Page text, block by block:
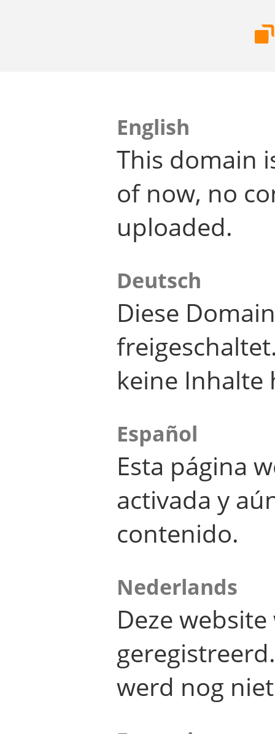
English
This domain
of now, no
uploaded.
Deutsch
Diese
keine Inhalte
Español
Esta página
activada y
contenido.
Nederlands
Deze
werd nog